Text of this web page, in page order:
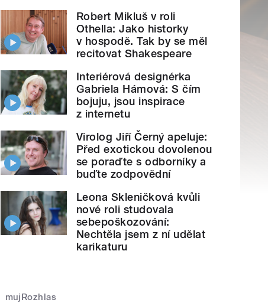
Robert Mikluš v roli
Othella: Jako historky
v hospodě. Tak by se měl
recitovat Shakespeare
Interiérová designérka
Gabriela Hámová: S čím
bojuju, jsou inspirace
z internetu
Virolog Jiří Černý apeluje:
Před exotickou dovolenou
se poraďte s odborníky a
buďte zodpovědní
Leona Skleničková kvůli
nové roli studovala
sebepoškozování:
Nechtěla jsem z ní udělat
karikaturu
mujRozhlas